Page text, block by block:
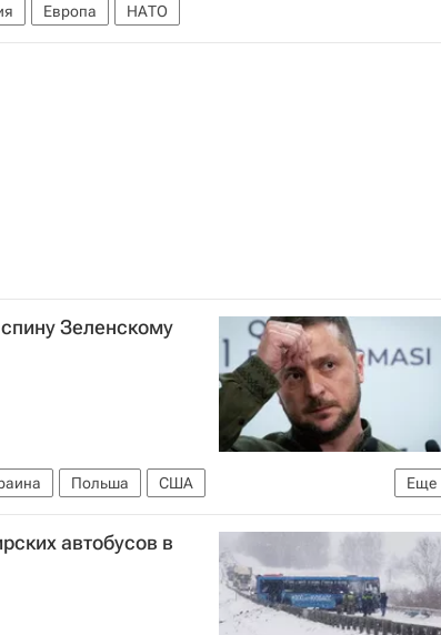
Европа НАТО
Зеленскому
Еще
Польша
США
автобусов в